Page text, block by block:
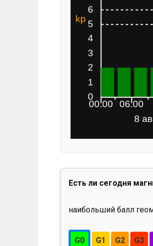
Есть ли сегодня
наибольший балл
G0 G1 G2 G3